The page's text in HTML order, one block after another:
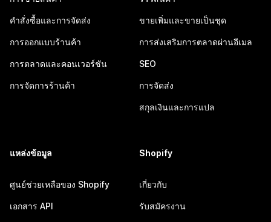
คำสั่งซื้อและการจัดส่ง
การออกแบบร้านค้า
การตลาดและคอนเวอร์ชัน
การจัดการร้านค้า
ขายเพิ่มและขายเป็นชุด
การส่งเสริมการตลาดผ่านอีเมล
SEO
การจัดส่ง
สกุลเงินและการแปล
แหล่งข้อมูล
ศูนย์ช่วยเหลือของ Shopify
เอกสาร API
Shopify
เกี่ยวกับ
รับสมัครงาน